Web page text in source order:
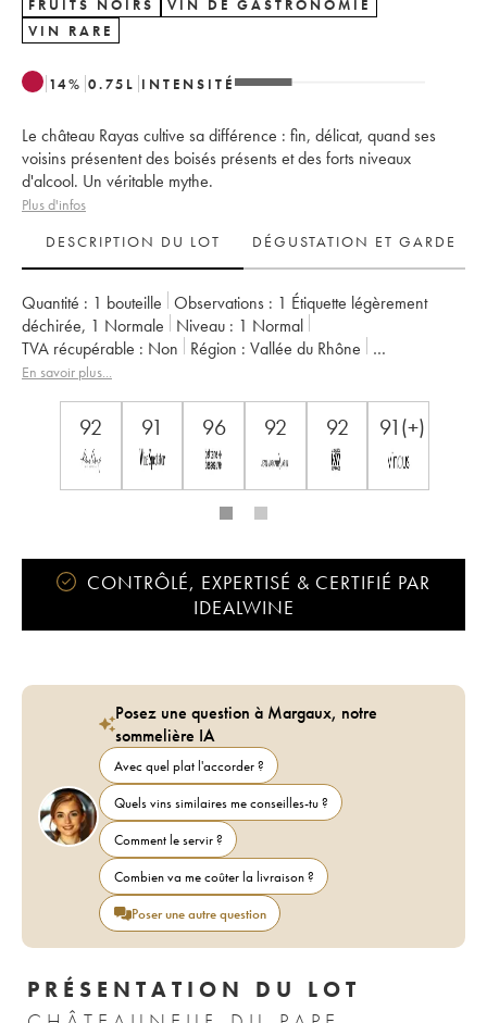
FRUITS NOIRS
VIN DE GASTRONOMIE
VIN RARE
14% 0.75 L INTENSITÉ
Le château Rayas cultive sa différence : fin, délicat, quand ses
voisins présentent des boisés présents et des forts niveaux
d'alcool. Un véritable mythe.
Plus d'infos
DESCRIPTION DU LOT
DÉGUSTATION ET GARDE
Quantité : 1 bouteille Observations : 1 Étiquette légèrement
déchirée, 1 Normale Niveau : 1 Normal
TVA récupérable :
non Région :
Vallée du Rhône
Appellation :
En savoir plus...
92 91 96 92 92 91(+)
CONTRÔLÉ, EXPERTISÉ & CERTIFIÉ PAR
IDEALWINE
Posez une question à Margaux, notre
sommelière IA
Avec quel plat l'accorder ?
Quels vins similaires me conseilles-tu ?
Comment le servir ?
Combien va me coûter la livraison ?
Poser une autre question
PRÉSENTATION DU LOT